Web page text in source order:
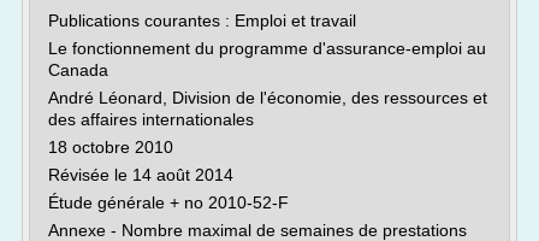
Publications courantes : Emploi et travail
Le fonctionnement du programme d'assurance-emploi au
Canada
André Léonard, Division de l'économie, des ressources et
des affaires internationales
18 octobre 2010
Révisée le 14 août 2014
Étude générale + no 2010-52-F
Annexe - Nombre maximal de semaines de prestations